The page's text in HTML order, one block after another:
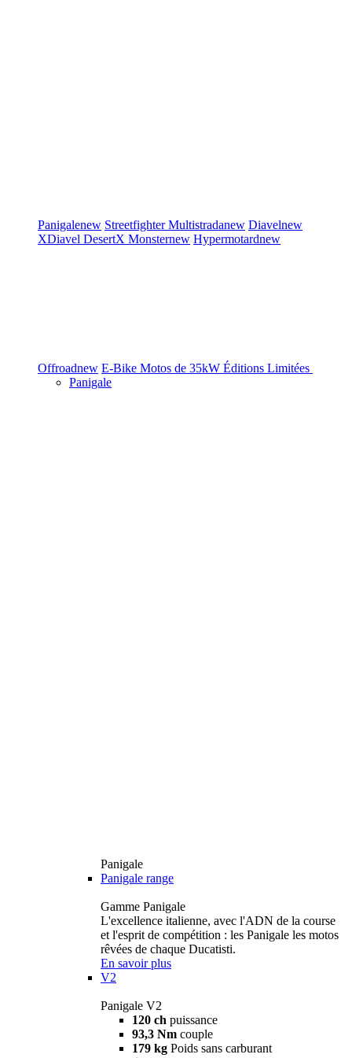
Panigalenew StreetfighterMultistradanew Diavelnew
XDiavel DesertX Monsternew Hypermotardnew
Offroadnew E-Bike Motos de 35kW Éditions Limitées
Panigale
Panigale
Panigale range
Gamme Panigale
L'excellence italienne, avec l'ADN de la course
et l'esprit de compétition : les Panigale les motos
rêvées de chaque Ducatisti.
En savoir plus
V2
Panigale V2
120 ch puissance
93,3 Nm couple
179 kg Poids sans carburant